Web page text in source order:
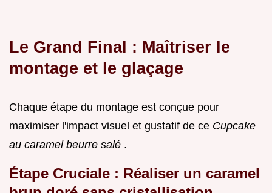
Le Grand Final : Maîtriser le
montage et le glaçage
Chaque étape du montage est conçue pour
maximiser l'impact visuel et gustatif de ce Cupcake
au caramel beurre salé .
Étape Cruciale : Réaliser un caramel